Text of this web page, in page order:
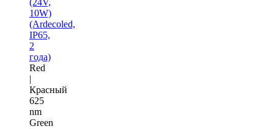
10W)
(Ardecoled,
IP65,
2
года)
Red
|
Красный
625
nm
Green